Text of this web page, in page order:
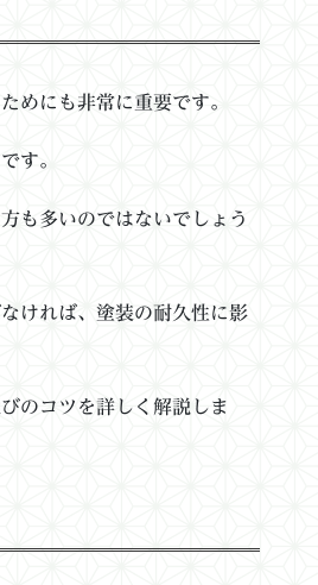
めにも非常に重要です。
す。
も多いのではないでしょう
ければ、塗装の耐久性に影
のコツを詳しく解説しま